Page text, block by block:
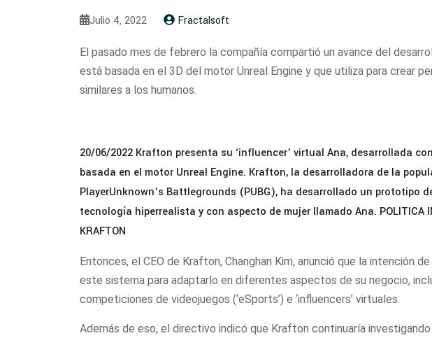
Julio 4, 2022 Fractalsoft
El pasado mes de febrero la compañía compartió un avance del
está basada en el 3D del motor Unreal Engine y que utiliza para crear
similares a los humanos.
20/06/2022 Krafton presenta su ‘influencer’ virtual Ana, desarrollada
basada en el motor Unreal Engine. Krafton, la desarrolladora de la
PlayerUnknown’s Battlegrounds (PUBG), ha desarrollado un prototipo
tecnología hiperrealista y con aspecto de mujer llamado Ana. POLITICA
KRAFTON
Entonces, el CEO de Krafton, Changhan Kim, anunció que la intención
este sistema para adaptarlo en diferentes aspectos de su negocio,
competiciones de videojuegos (‘eSports’) e ‘influencers’ virtuales.
Además de eso, el directivo indicó que Krafton continuaría